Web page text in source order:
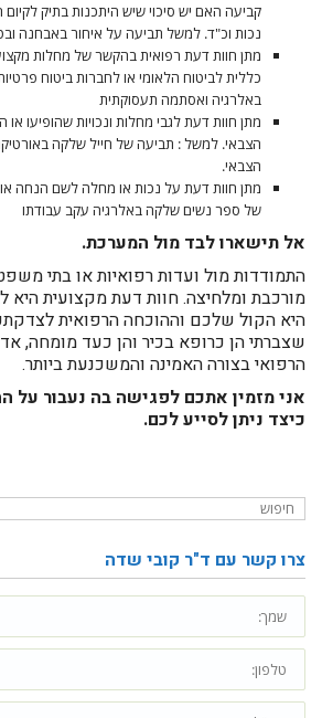
קביעה האם יש סיכוי שיש היתכנות בתיק
נכות וכ"ד. למשל תביעה על איחור באבחנה
מתן חוות דעת רפואית בהקשר של מחלות
כללית לביטוח הלאומי או לחברות ביטוח
באלרגיה ואסתמה תעסוקתית
מתן חוות דעת לגבי מחלות ונכויות שהופיעו
הצבאי. למשל : תביעה של חייל שלקה
הצבאי.
מתן חוות דעת על נכות או מחלה לשם הנחה
של ספר נשים שלקה באלרגיה עקב עבודתו
אל תישארו לבד מול המערכת.
התמודדות מול ועדות רפואיות או בתי
מורכבת ומלחיצה. חוות דעת מקצועית
היא הקול שלכם וההוכחה הרפואית
שצברתי הן כרופא בכיר והן כעד מומחה,
הרפואי בצורה האמינה והמשכנעת ביותר.
​אני מזמין אתכם לפגישה בה נעבור על
כיצד ניתן לסייע לכם.
צרו קשר עם ד"ר קובי שדה